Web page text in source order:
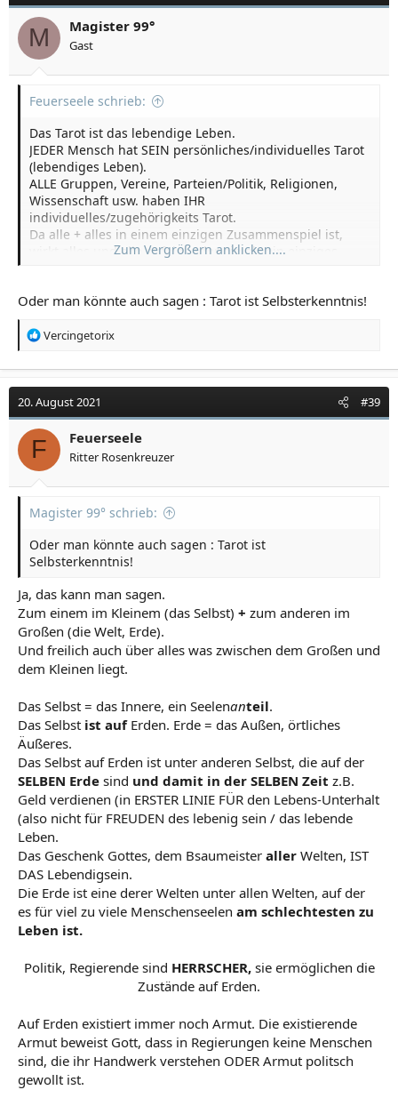
alles Wissenswerte über die Crowley Karten.
M Magister 99°
Gast
Feuerseele schrieb:
Das Tarot ist das lebendige Leben.
JEDER Mensch hat SEIN persönliches/individuelles Tarot
(lebendiges Leben).
ALLE Gruppen, Vereine, Parteien/Politik, Religionen,
Wissenschaft usw. haben IHR
individuelles/zugehörigkeits Tarot.
Da alle + alles in einem einzigen Zusammenspiel ist,
wirkt alles und alle aufeinander ein als ein einziges
Zum Vergrößern anklicken....
Oder man könnte auch sagen : Tarot ist Selbsterkenntnis!
R
a
t
i
o
n
Vercingetorix
20. August 2021 #39
F Feuerseele
Ritter Rosenkreuzer
Magister 99° schrieb:
Oder man könnte auch sagen : Tarot ist
Selbsterkenntnis!
Ja, das kann man sagen.
Zum einem im Kleinem (das Selbst) + zum anderen im
Großen (die Welt, Erde).
Und freilich auch über alles was zwischen dem Großen und
dem Kleinen liegt.
Das Selbst = das Innere, ein Seelenanteil.
Das Selbst ist aufErden. Erde = das Außen, örtliches
Äußeres.
Das Selbst auf Erden ist unter anderen Selbst, die auf der
SELBEN Erde sind und damit in der SELBEN Zeit z.B.
Geld verdienen (in ERSTER LINIE FÜR den Lebens-Unterhalt
(also nicht für FREUDEN des lebenig sein / das lebende
Leben.
Das Geschenk Gottes, dem Bsaumeister aller Welten, IST
DAS Lebendigsein.
Die Erde ist eine derer Welten unter allen Welten, auf der
es für viel zu viele Menschenseelen am schlechtesten zu
Leben ist.
Politik, Regierende sind HERRSCHER, sie ermöglichen die
Zustände auf Erden.​
Auf Erden existiert immer noch Armut. Die existierende
Armut beweist Gott, dass in Regierungen keine Menschen
sind, die ihr Handwerk verstehen ODER Armut politsch
gewollt ist.